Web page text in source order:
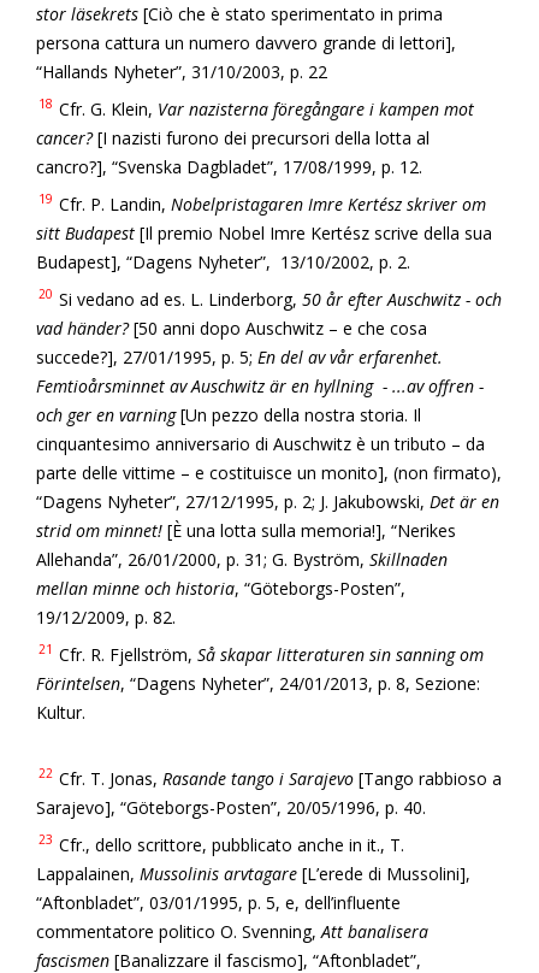
stor läsekrets [Ciò che è stato sperimentato in prima
persona cattura un numero davvero grande di lettori],
“Hallands Nyheter”, 31/10/2003, p. 22
18 Cfr. G. Klein, Var nazisterna föregångare i kampen mot
cancer?[I nazisti furono dei precursori della lotta al
cancro?], “Svenska Dagbladet”, 17/08/1999, p. 12.
19 Cfr. P. Landin, Nobelpristagaren Imre Kertész skriver om
sitt Budapest [Il premio Nobel Imre Kertész scrive della sua
Budapest], “Dagens Nyheter”, 13/10/2002, p. 2.
20 Si vedano ad es. L. Linderborg, 50 år efter Auschwitz - och
vad händer?[50 anni dopo Auschwitz – e che cosa
succede?], 27/01/1995, p. 5; En del av vår erfarenhet.
Femtioårsminnet av Auschwitz är en hyllning - ...av offren -
och ger en varning[Un pezzo della nostra storia. Il
cinquantesimo anniversario di Auschwitz è un tributo – da
parte delle vittime – e costituisce un monito], (non firmato),
“Dagens Nyheter”, 27/12/1995, p. 2; J. Jakubowski, Det är en
strid om minnet! [È una lotta sulla memoria!], “Nerikes
Allehanda”, 26/01/2000, p. 31; G. Byström, Skillnaden
mellan minne och historia, “Göteborgs-Posten”,
19/12/2009, p. 82.
21 Cfr. R. Fjellström, Så skapar litteraturen sin sanning om
Förintelsen, “Dagens Nyheter”, 24/01/2013, p. 8, Sezione:
Kultur.
22 Cfr. T. Jonas, Rasande tango i Sarajevo [Tango rabbioso a
Sarajevo], “Göteborgs-Posten”, 20/05/1996, p. 40.
23 Cfr., dello scrittore, pubblicato anche in it., T.
Lappalainen, Mussolinis arvtagare [L’erede di Mussolini],
“Aftonbladet”, 03/01/1995, p. 5, e, dell’influente
commentatore politico O. Svenning, Att banalisera
fascismen [Banalizzare il fascismo], “Aftonbladet”,